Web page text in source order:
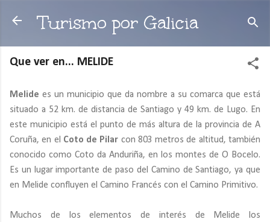
Ir al contenido principal
Turismo por Galicia
Que ver en... MELIDE
Melide es un municipio que da nombre a su comarca que está
situado a 52 km. de distancia de Santiago y 49 km. de Lugo. En
este municipio está el punto de más altura de la provincia de A
Coruña, en el Coto de Pilar con 803 metros de altitud, también
conocido como Coto da Anduriña, en los montes de O Bocelo.
Es un lugar importante de paso del Camino de Santiago, ya que
en Melide confluyen el Camino Francés con el Camino Primitivo.
Muchos de los elementos de interés de Melide los